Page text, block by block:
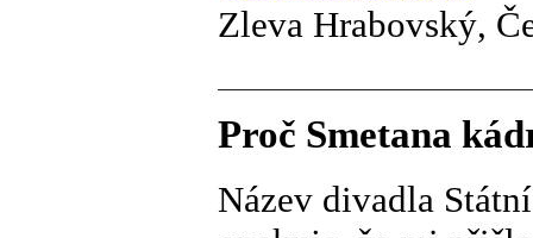
Zleva Hrabovský,
Proč Smetana
Název divadla